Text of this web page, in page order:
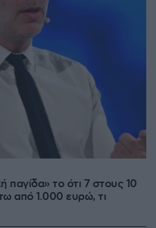
παγίδα» το ότι 7 στους 10
από 1.000 ευρώ, τι